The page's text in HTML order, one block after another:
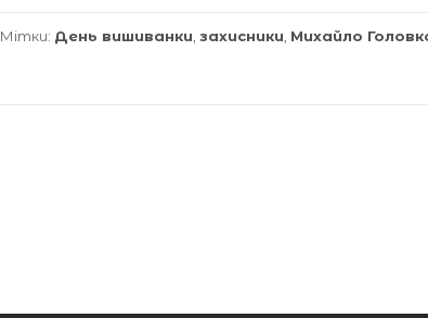
Мітки: День вишиванки захисники Михайло